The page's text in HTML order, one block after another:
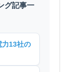
グ記事一
13社の